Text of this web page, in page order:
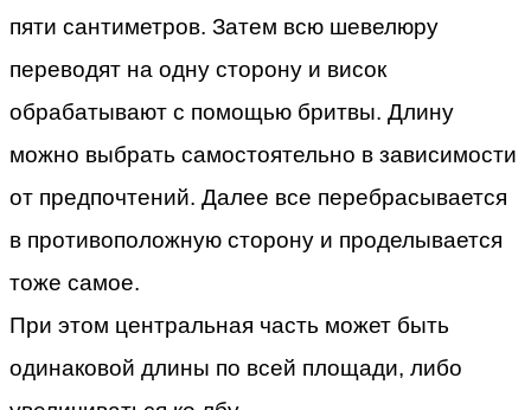
пяти сантиметров. Затем всю шевелюру
переводят на одну сторону и висок
обрабатывают с помощью бритвы. Длину
можно выбрать самостоятельно в зависимости
от предпочтений. Далее все перебрасывается
в противоположную сторону и проделывается
тоже самое.
При этом центральная часть может быть
одинаковой длины по всей площади, либо